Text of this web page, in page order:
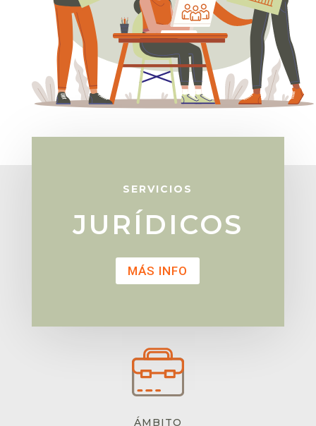
SERVICIOS
JURÍDICOS
MÁS INFO
ÁMBITO